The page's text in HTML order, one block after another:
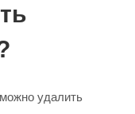
удалить